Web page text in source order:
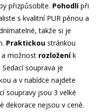
přizpůsobíte. Pohodlípři
s kvalitní PUR pěnou a
takže si je
Praktickou stránkou
a možnost rozloženík
souprava je
a v nabídce najdete
soupravy jsou 3 velké
dekorace nejsou v ceně.